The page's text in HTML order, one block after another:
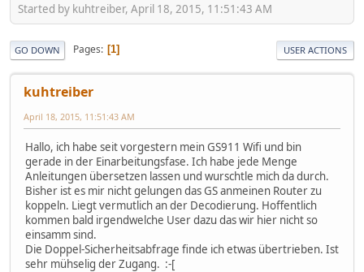
Started by kuhtreiber, April 18, 2015, 11:51:43 AM
GO DOWN Pages 1 USER ACTIONS
kuhtreiber
April 18, 2015, 11:51:43 AM
Hallo, ich habe seit vorgestern mein GS911 Wifi und bin
gerade in der Einarbeitungsfase. Ich habe jede Menge
Anleitungen übersetzen lassen und wurschtle mich da durch.
Bisher ist es mir nicht gelungen das GS anmeinen Router zu
koppeln. Liegt vermutlich an der Decodierung. Hoffentlich
kommen bald irgendwelche User dazu das wir hier nicht so
einsamm sind.
Die Doppel-Sicherheitsabfrage finde ich etwas übertrieben. Ist
sehr mühselig der Zugang. :-[